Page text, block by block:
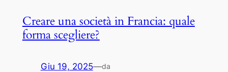
Creare una società in Francia: quale
forma scegliere?
Giu 19, 2025—da